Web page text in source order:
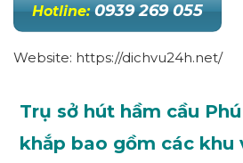
Hotline:0939 269 055
Website: https://dichvu24h.net/
Trụ sở hút hầm cầu
khắp bao gồm các khu